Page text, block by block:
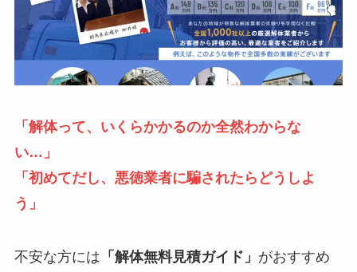
「解体って、いくらかかるのか全然わからな
い…」
「 初めてだし、 悪徳業者に騙されたらどうしよ
う」
不安な方には 「解体無料見積ガイド」 がおすすめ